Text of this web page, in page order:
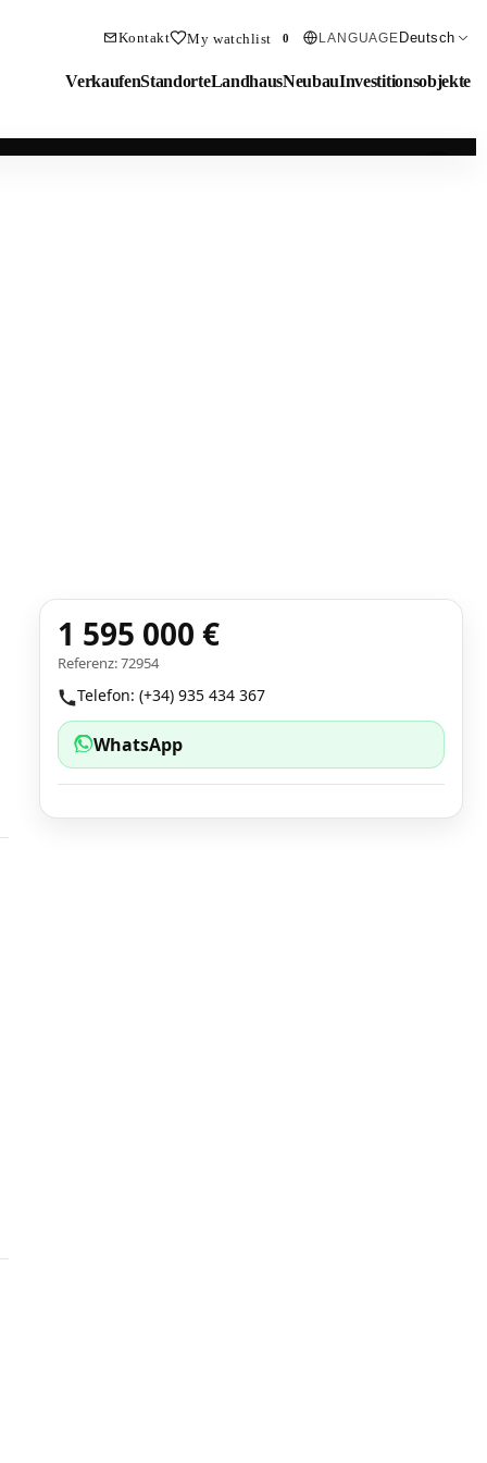
Kontakt My watchlist 0 LANGUAGE Deutsch
VerkaufenStandorteLandhausNeubauInvestitionsobjekte
1 595 000 €
Referenz: 72954
Telefon: (+34) 935 434 367
WhatsApp